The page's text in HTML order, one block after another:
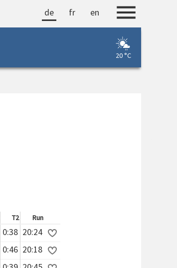
de fr en
20 °C
T2 Run
0:38 20:24
0:46 20:18